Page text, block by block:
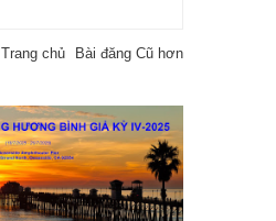
Bài đăng Cũ hơn
Trang chủ